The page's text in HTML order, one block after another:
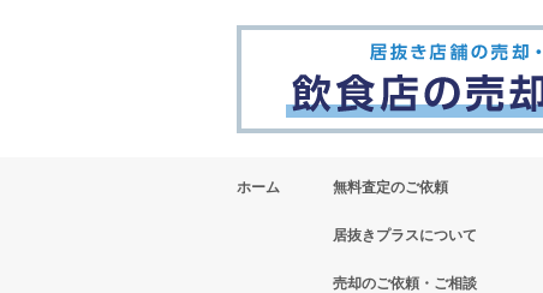
ホーム 無料査定のご依頼
居抜きプラスについて
売却のご依頼・ご相談